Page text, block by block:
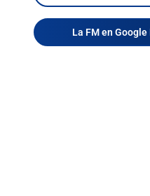
La FM en Google